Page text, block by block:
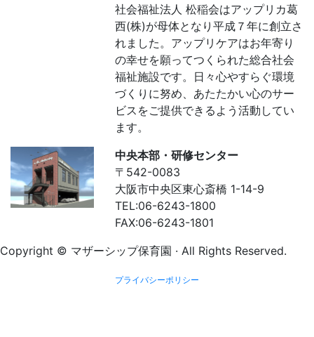
社会福祉法人 松稲会はアップリカ葛
西(株)が母体となり平成７年に創立さ
れました。アップリケアはお年寄り
の幸せを願ってつくられた総合社会
福祉施設です。日々心やすらぐ環境
づくりに努め、あたたかい心のサー
ビスをご提供できるよう活動してい
ます。
中央本部・研修センター
〒542-0083
大阪市中央区東心斎橋 1-14-9
TEL:06-6243-1800
FAX:06-6243-1801
Copyright © マザーシップ保育園 · All Rights Reserved.
プライバシーポリシー